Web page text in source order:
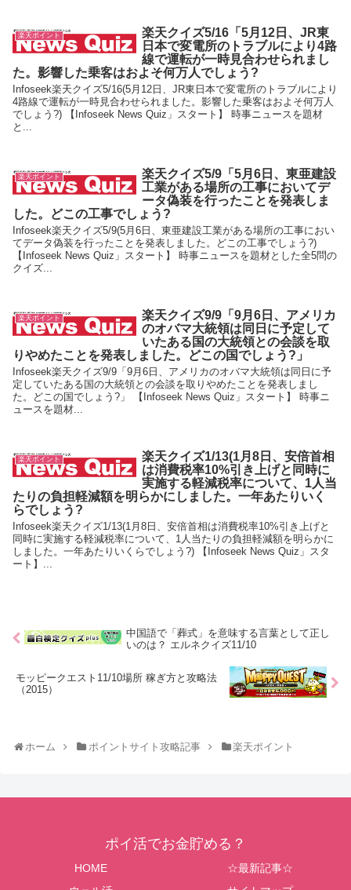
楽天ポイント
楽天クイズ5/16「5月12日、JR東
日本で変電所のトラブルにより4路
線で運転が一時見合わせられまし
た。影響した乗客はおよそ何万人でしょう?
Infoseek楽天クイズ5/16(5月12日、JR東日本で変電所のトラブルにより
4路線で運転が一時見合わせられました。影響した乗客はおよそ何万人
でしょう?) 【Infoseek News Quiz」スタート】 時事ニュースを題材
と...
楽天ポイント
楽天クイズ5/9「5月6日、東亜建設
工業がある場所の工事においてデ
ータ偽装を行ったことを発表しま
した。どこの工事でしょう?
Infoseek楽天クイズ5/9(5月6日、東亜建設工業がある場所の工事におい
てデータ偽装を行ったことを発表しました。どこの工事でしょう?)
【Infoseek News Quiz」スタート】 時事ニュースを題材とした全5問の
クイズ...
楽天ポイント
楽天クイズ9/9「9月6日、アメリカ
のオバマ大統領は同日に予定して
いたある国の大統領との会談を取
りやめたことを発表しました。どこの国でしょう?」
Infoseek楽天クイズ9/9「9月6日、アメリカのオバマ大統領は同日に予
定していたある国の大統領との会談を取りやめたことを発表しまし
た。どこの国でしょう?」 【Infoseek News Quiz」スタート】 時事ニ
ュースを題材...
楽天ポイント
楽天クイズ1/13(1月8日、安倍首相
は消費税率10%引き上げと同時に
実施する軽減税率について、1人当
たりの負担軽減額を明らかにしました。一年あたりいく
らでしょう?
Infoseek楽天クイズ1/13(1月8日、安倍首相は消費税率10%引き上げと
同時に実施する軽減税率について、1人当たりの負担軽減額を明らかに
しました。一年あたりいくらでしょう?) 【Infoseek News Quiz」スタ
ート】...
中国語で「葬式」を意味する言葉として正し
いのは？ エルネクイズ11/10
モッピークエスト11/10場所 稼ぎ方と攻略法
（2015）
ホーム ポイントサイト攻略記事 楽天ポイント
ポイ活でお金貯める？
HOME
☆最新記事☆